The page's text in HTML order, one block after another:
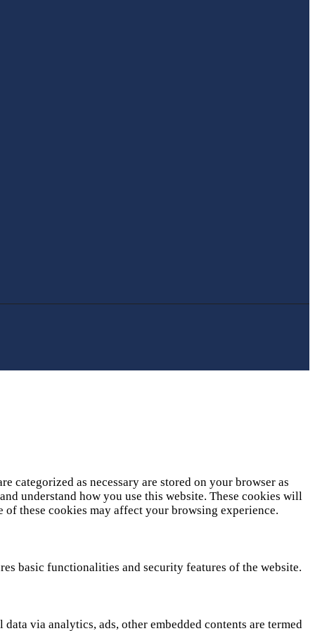
categorized as necessary are stored on your browser as
understand how you use this website. These cookies will
these cookies may affect your browsing experience.
basic functionalities and security features of the website.
via analytics, ads, other embedded contents are termed